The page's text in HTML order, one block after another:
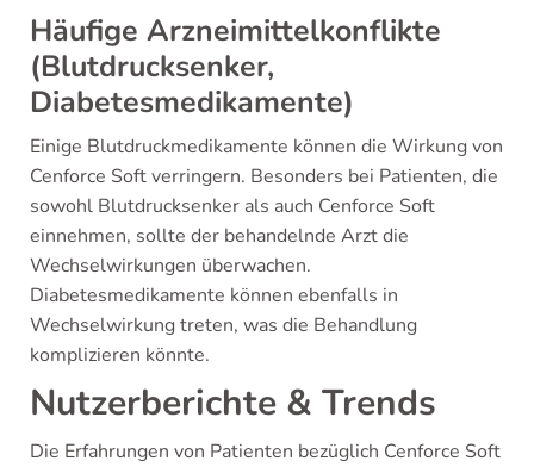
Häufige Arzneimittelkonflikte
(Blutdrucksenker,
Diabetesmedikamente)
Einige Blutdruckmedikamente können die Wirkung von
Cenforce Soft verringern. Besonders bei Patienten, die
sowohl Blutdrucksenker als auch Cenforce Soft
einnehmen, sollte der behandelnde Arzt die
Wechselwirkungen überwachen.
Diabetesmedikamente können ebenfalls in
Wechselwirkung treten, was die Behandlung
komplizieren könnte.
Nutzerberichte & Trends
Die Erfahrungen von Patienten bezüglich Cenforce Soft